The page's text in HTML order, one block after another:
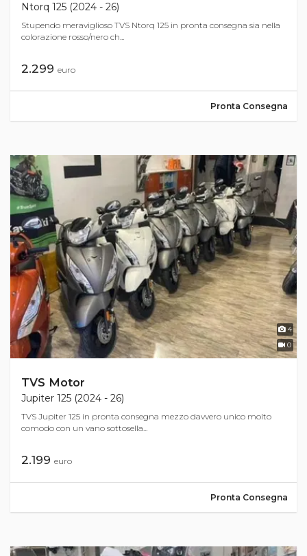
Ntorq 125 (2024 - 26)
Stupendo meraviglioso TVS Ntorq 125 in pronta consegna sia nella
colorazione rosso/nero ch...
2.299 euro
Pronta Consegna
4
0
TVS Motor
Jupiter 125 (2024 - 26)
TVS Jupiter 125 in pronta consegna mezzo davvero unico molto
comodo con un vano sottosella...
2.199 euro
Pronta Consegna